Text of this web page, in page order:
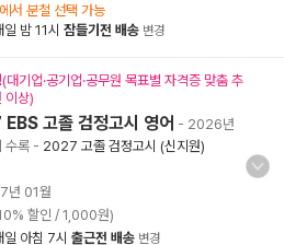
서 분철 선택 가능
일 밤 11시 잠들기전 배송 변경
대기업·공기업·공무원 목표별 자격증 맞춤 추
이상)
고졸 검정고시 영어 - 2026년
수록 - 2027 고졸 검정고시 (신지원)
년 01월
할인 / 1,000원)
일 아침 7시 출근전 배송 변경